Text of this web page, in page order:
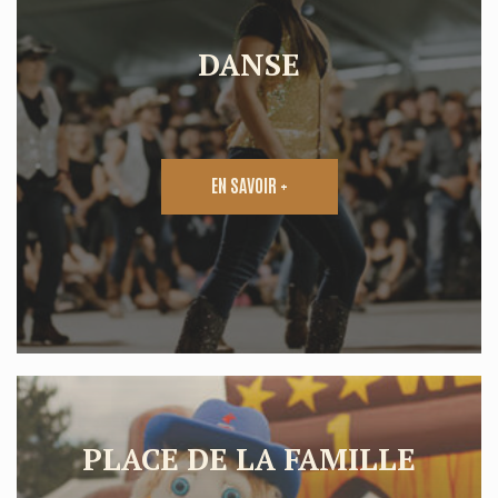
DANSE
EN SAVOIR +
PLACE DE LA FAMILLE